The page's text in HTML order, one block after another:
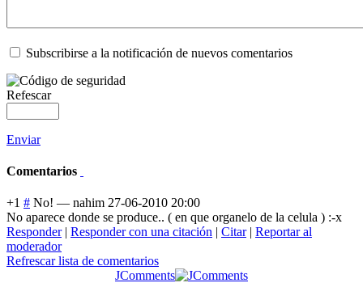
Subscribirse a la notificación de nuevos comentarios
Refescar
Enviar
Comentarios
+1 # No! — nahim 27-06-2010 20:00
No aparece donde se produce.. ( en que organelo de la celula ) :-x
Responder| Responder con una citación | Citar| Reportar al
moderador
Refrescar lista de comentarios
JComments